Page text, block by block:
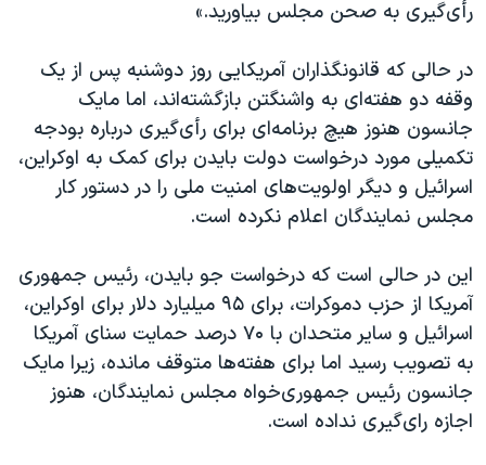
صفحه‌های ویژه
رأی‌گیری به صحن مجلس بیاورید.»
در حالی که قانونگذاران آمریکایی روز دوشنبه پس از یک
وقفه دو هفته‌ای به واشنگتن بازگشته‌اند، اما مایک
جانسون هنوز هیچ‌ برنامه‌ای برای رأی‌گیری درباره بودجه
تکمیلی مورد درخواست دولت بایدن برای کمک به اوکراین،
اسرائیل و دیگر اولویت‌های امنیت ملی را در دستور کار
مجلس نمایندگان اعلام نکرده است.
این در حالی است که درخواست جو بایدن، رئیس جمهوری
آمریکا از حزب دموکرات، برای ۹۵ میلیارد دلار برای اوکراین،
اسرائیل و سایر متحدان با ۷۰ درصد حمایت سنای آمریکا
به تصویب رسید اما برای هفته‌ها متوقف مانده، زیرا مایک
جانسون رئیس جمهوری‌خواه مجلس نمایندگان، هنوز
اجازه رای‌گیری نداده است.